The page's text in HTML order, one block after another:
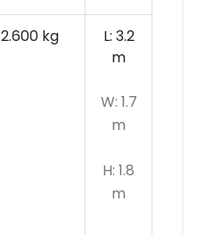
2.600 kg
L: 3.2
m
W: 1.7
m
H: 1.8
m